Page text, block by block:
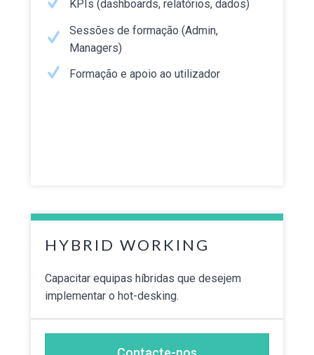
KPIs (dashboards, relatórios, dados)
Sessões de formação (Admin,
Managers)
Formação e apoio ao utilizador
HYBRID WORKING
Capacitar equipas híbridas que desejem
implementar o hot-desking.